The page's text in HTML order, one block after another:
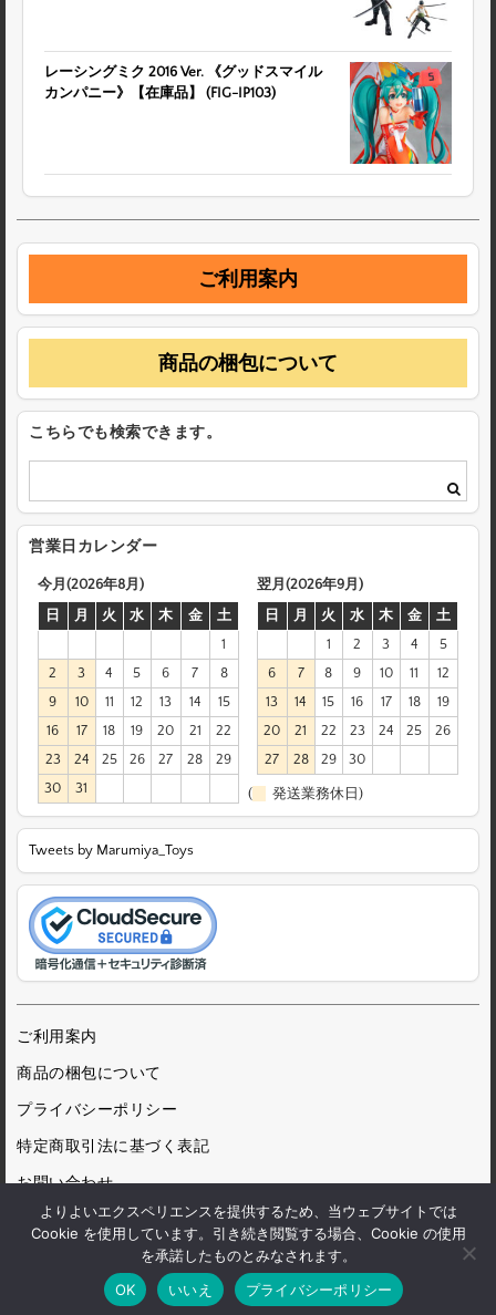
レーシングミク 2016 Ver. 《グッドスマイル
カンパニー》【在庫品】 (FIG-IP103)
ご利用案内
商品の梱包について
こちらでも検索できます。
営業日カレンダー
今月(2026年8月)
日
月 火 水 木 金
土
1
2
3 4 5 6 7
8
9
10 11 12 13 14
15
16
17 18 19 20 21
22
23
24 25 26 27 28
29
30
31
翌月(2026年9月)
日
月 火 水 木 金
土
1
2 3 4
5
6
7 8 9 10 11
12
13
14 15 16 17 18
19
20
21 22 23 24 25
26
27
28 29 30
( 発送業務休日)
Tweets by Marumiya_Toys
ご利用案内
商品の梱包について
プライバシーポリシー
特定商取引法に基づく表記
お問い合わせ
© 1972 Marumiya Gangu Ltd.
よりよいエクスペリエンスを提供するため、当ウェブサイトでは
Cookie を使用しています。引き続き閲覧する場合、Cookie の使用
を承諾したものとみなされます。
OK
いいえ プライバシーポリシー